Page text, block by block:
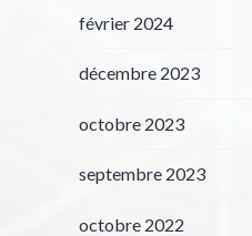
février 2024
décembre 2023
octobre 2023
septembre 2023
octobre 2022